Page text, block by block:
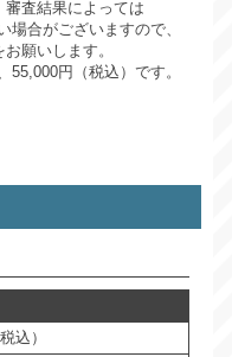
審査結果によっては
場合がございますので、
願いします。
55,000円（税込）です。
込）